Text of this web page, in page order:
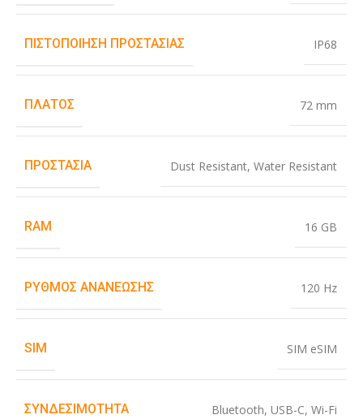
ΠΙΣΤΟΠΟΊΗΣΗ ΠΡΟΣΤΑΣΊΑΣ IP68
ΠΛΆΤΟΣ 72 mm
ΠΡΟΣΤΑΣΊΑ Dust Resistant, Water Resistant
RAM 16 GB
ΡΥΘΜΌΣ ΑΝΑΝΈΩΣΗΣ 120 Hz
SIM SIM eSIM
ΣΥΝΔΕΣΙΜΌΤΗΤΑ Bluetooth, USB-C, Wi-Fi